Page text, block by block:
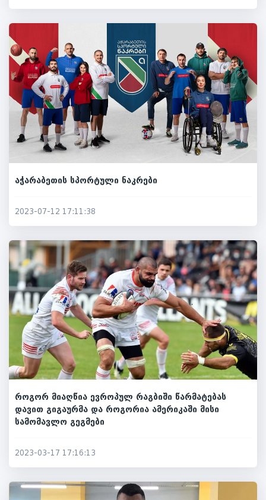
აჭარაბეთის სპორტული ნაკრები
2023-07-12 17:11:38
როგორ მიაღწია ევროპულ რაგბიში წარმატებას
დავით გიგაურმა და როგორია ამერიკაში მისი
სამომავლო გეგმები
2023-03-17 17:16:13